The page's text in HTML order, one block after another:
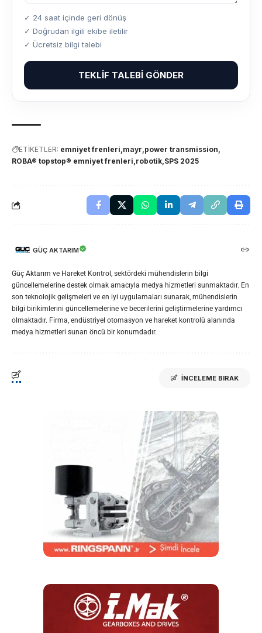
✓ 24 saat içinde geri dönüş
✓ Doğrudan ilgili ekibe iletilir
✓ Ücretsiz bilgi talebi
TEKLIF TALEBI GÖNDER
ETİKETLER: emniyet frenleri mayr power transmission
ROBA® topstop® emniyet frenleri robotik SPS 2025
GÜÇ AKTARIM
Güç Aktarım ve Hareket Kontrol, sektördeki mühendislerin bilgi
güncellemelerine destek olmak amacıyla medya hizmetleri sunmaktadır. En
son teknolojik gelişmeleri ve en iyi uygulamaları sunarak, mühendislerin
bilgi birikimlerini güncellemelerine ve becerilerini geliştirmelerine yardımcı
olmaktadır. Firma, endüstriyel otomasyon ve hareket kontrolü alanında
medya hizmetleri sunan öncü bir konumdadır.
İNCELEME BIRAK